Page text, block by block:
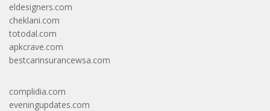
eldesigners.com
cheklani.com
totodal.com
apkcrave.com
bestcarinsurancewsa.com
complidia.com
eveningupdates.com